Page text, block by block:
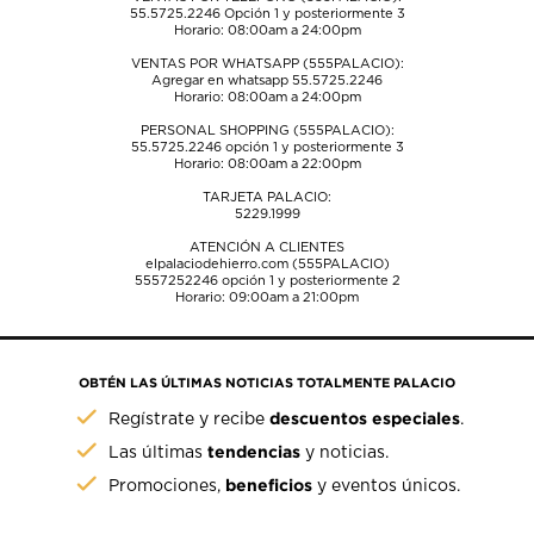
55.5725.2246Opción 1 y posteriormente 3
Horario: 08:00am a 24:00pm
VENTAS POR WHATSAPP (555PALACIO):
Agregar en whatsapp 55.5725.2246
Horario: 08:00am a 24:00pm
PERSONAL SHOPPING (555PALACIO):
55.5725.2246opción 1 y posteriormente 3
Horario: 08:00am a 22:00pm
TARJETA PALACIO:
5229.1999
ATENCIÓN A CLIENTES
elpalaciodehierro.com (555PALACIO)
5557252246opción 1 y posteriormente 2
Horario: 09:00am a 21:00pm
OBTÉN LAS ÚLTIMAS NOTICIAS TOTALMENTE PALACIO
Regístrate y recibedescuentos especiales.
Las últimastendencias y noticias.
Promociones, beneficios y eventos únicos.